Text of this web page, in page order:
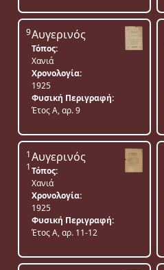
9Αυγερινός
Τόπος:
Χανιά
Χρονολογία:
1925
Φυσική Περιγραφή:
Έτος Α, αρ. 9
1
1
Αυγερινός
Τόπος:
Χανιά
Χρονολογία:
1925
Φυσική Περιγραφή:
Έτος Α, αρ. 11-12